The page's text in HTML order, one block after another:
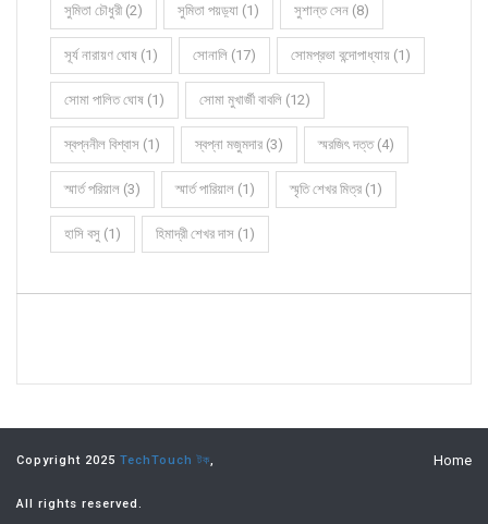
সুমিতা চৌধুরী (2) সুমিতা পয়ড়্যা (1) সুশান্ত সেন (8)
সূর্য নারায়ণ ঘোষ (1) সোনালি (17) সোমপ্রভা বন্দোপাধ্যায় (1)
সোমা পালিত ঘোষ (1) সোমা মুখার্জী বাবলি (12)
স্বপ্ননীল বিশ্বাস (1) স্বপ্না মজুমদার (3) স্মরজিৎ দত্ত (4)
স্মার্ত পরিয়াল (3) স্মার্ত পারিয়াল (1) স্মৃতি শেখর মিত্র (1)
হাসি বসু (1) হিমাদ্রী শেখর দাস (1)
Copyright 2025 TechTouch টক,
All rights reserved.
Home